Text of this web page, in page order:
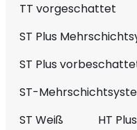
TT vorgeschattet
ST Plus
ST Plus
ST-
ST Weiß
HT